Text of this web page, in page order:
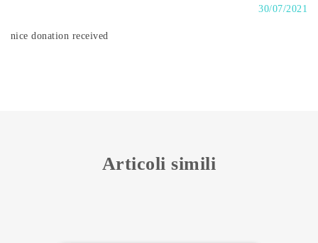
30/07/2021
nice donation received
Articoli simili